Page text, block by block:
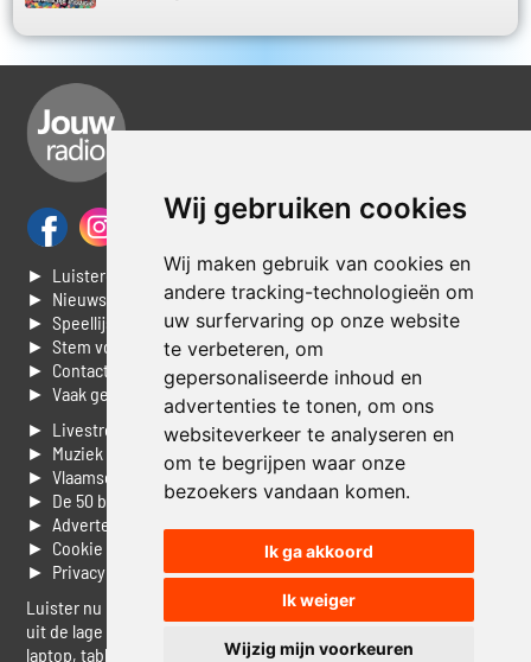
Wij gebruiken cookies
Wij maken gebruik van cookies en
andere tracking-technologieën om
uw surfervaring op onze website
te verbeteren, om
gepersonaliseerde inhoud en
advertenties te tonen, om ons
websiteverkeer te analyseren en
om te begrijpen waar onze
bezoekers vandaan komen.
Ik ga akkoord
Ik weiger
Wijzig mijn voorkeuren
► Luisteren naar Jouwradio
► Nieuws
► Speellijst
► Stem voor de Dag top 3
► Contacteer ons
► Vaak gestelde vragen
► Livestream informatie
► Muziek opzoeken
► Vlaamse 100 Aller tijden
► De 50 beste van...
► Adverteren op Jouwradio
► Cookie voorkeuren wijzigen
► Privacyinformatie
Luister nu naar Jouwradio! De beste Nederlandstalige muziek
uit de lage landen hoor je hier al 20 jaar. In digitale kwaliteit op je
laptop, tablet of smartphone.